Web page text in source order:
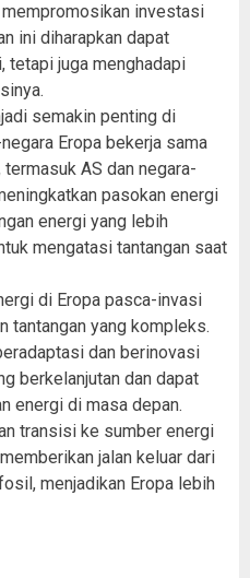
investasi
ini diharapkan dapat
tetapi juga menghadapi
semakin penting di
Eropa bekerja sama
AS dan negara-
pasokan energi
energi yang lebih
mengatasi tantangan saat
di Eropa pasca-invasi
tantangan yang kompleks.
dan berinovasi
berkelanjutan dan dapat
energi di masa depan.
transisi ke sumber energi
jalan keluar dari
menjadikan Eropa lebih